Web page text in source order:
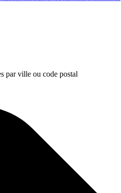
par ville ou code postal